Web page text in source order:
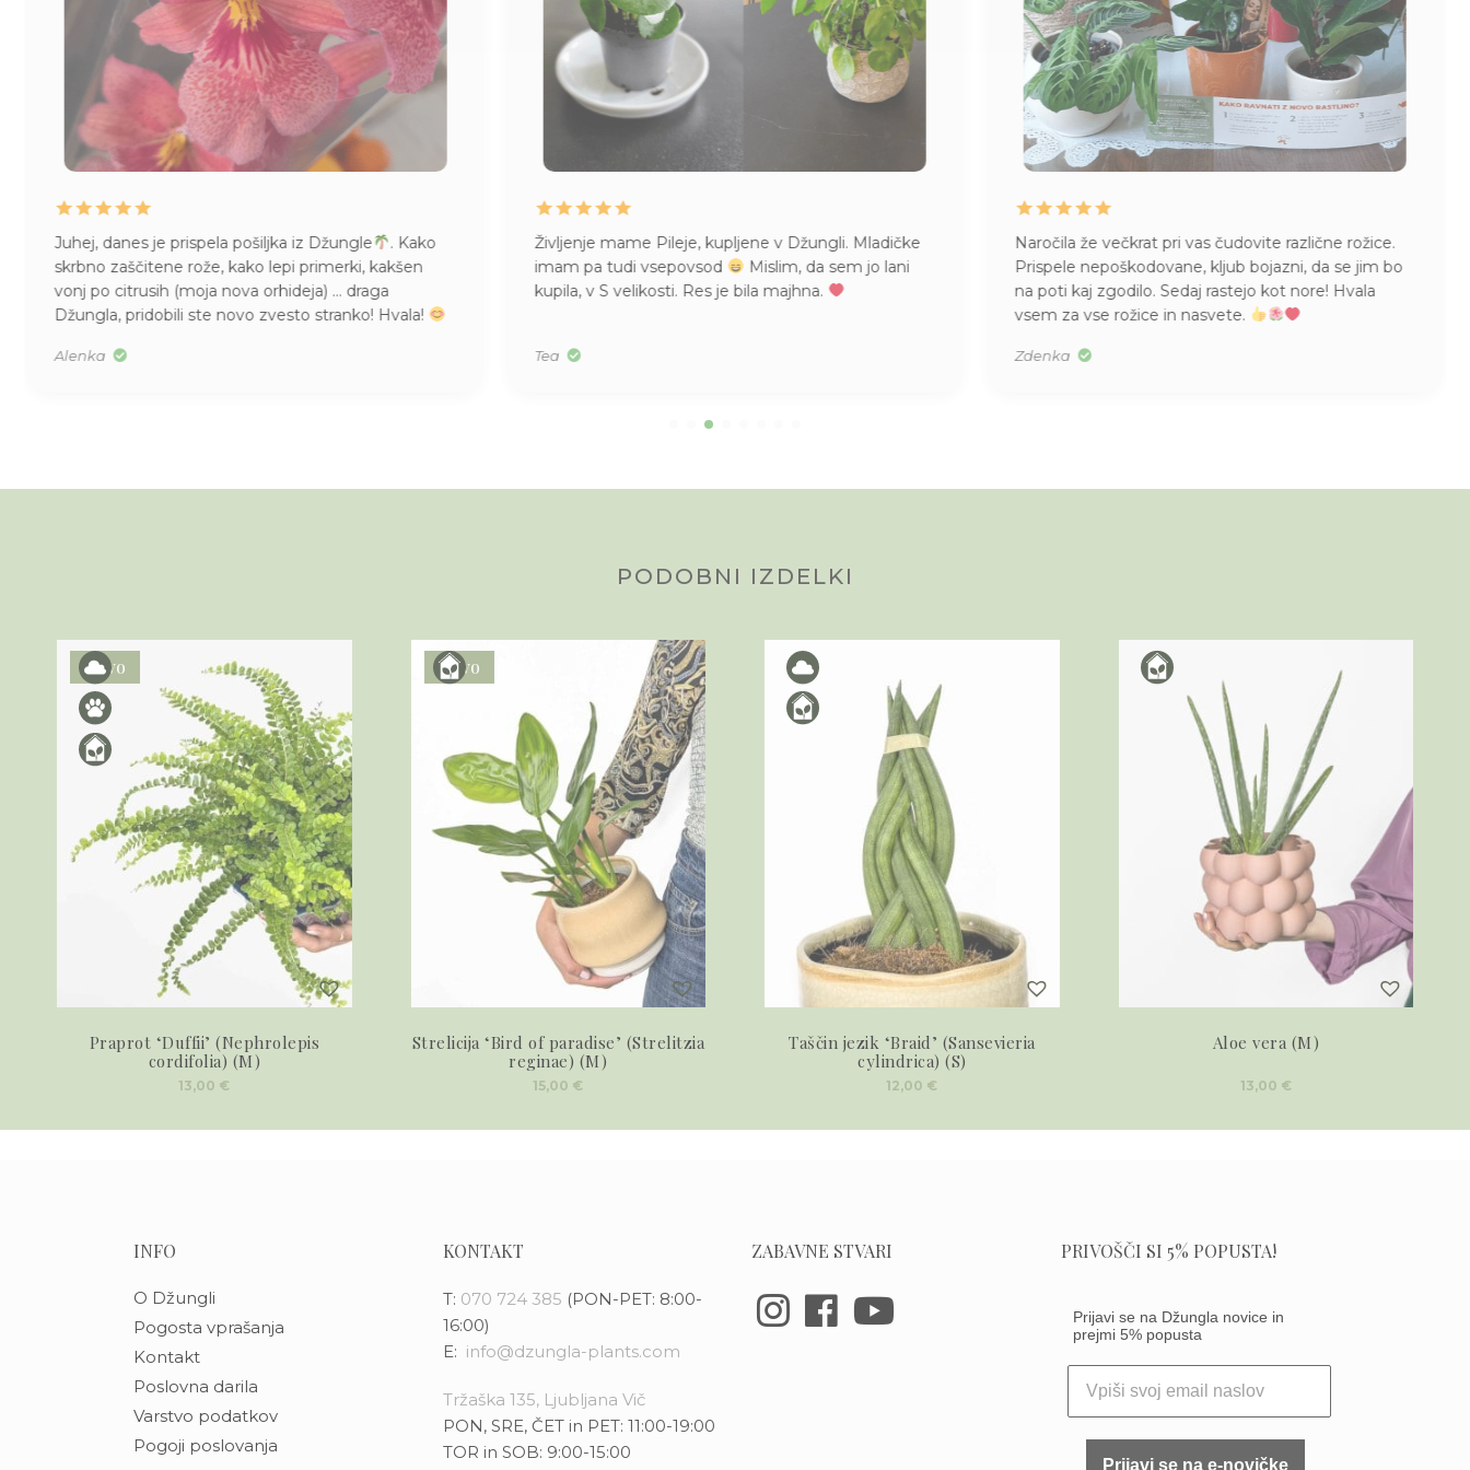
Juhej, danes je prispela pošiljka iz Džungle
. Kako
skrbno zaščitene rože, kako lepi primerki, kakšen
vonj po citrusih (moja nova orhideja) … draga
Džungla, pridobili ste novo zvesto stranko! Hvala!
Alenka
Življenje mame Pileje, kupljene v Džungli. Mladičke
imam pa tudi vsepovsod
Mislim, da sem jo lani
kupila, v S velikosti. Res je bila majhna.
Tea
Naročila že večkrat pri vas čudovite različne rožice.
Prispele nepoškodovane, kljub bojazni, da se jim bo
na poti kaj zgodilo. Sedaj rastejo kot nore! Hvala
vsem za vse rožice in nasvete.
Zdenka
PODOBNI IZDELKI
Novo
Praprot ‘Duffii’ (Nephrolepis
cordifolia) (M)
13,00 €
Novo
Strelicija ‘Bird of paradise’ (Strelitzia
reginae) (M)
15,00 €
Taščin jezik ‘Braid’ (Sansevieria
cylindrica) (S)
12,00 €
Aloe vera (M)
13,00 €
INFO
O Džungli
Pogosta vprašanja
Kontakt
Poslovna darila
Varstvo podatkov
Pogoji poslovanja
KONTAKT
T: 070 724 385 (PON-PET: 8:00-
16:00)
E: info@dzungla-plants.com
Tržaška 135, Ljubljana Vič
PON, SRE, ČET in PET: 11:00-19:00
TOR in SOB: 9:00-15:00
ZABAVNE STVARI PRIVOŠČI SI 5% POPUSTA!
Prijavi se na Džungla novice in
prejmi 5% popusta
Prijavi se na e-novičke